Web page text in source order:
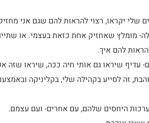
שלי יקראו, רצוי להראות להם שגם אני
מומלץ שאחזיק אחת כזאת בעצמי. או
להם איך.
עדיף שיראו גם אותי חיה ככה, שיראו שזה
זה לסייע בקהילה שלי, בקליניקה
היחסים שלהם, עם אחרים- ועם עצמם.